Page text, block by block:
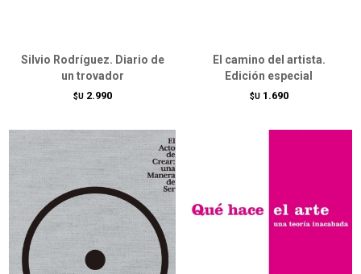
Silvio Rodríguez. Diario de
un trovador
$U 2.990
El camino del artista.
Edición especial
$U 1.690